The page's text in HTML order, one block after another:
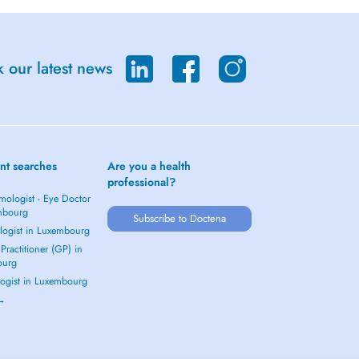
our latest news
searches
- Eye Doctor
in Luxembourg
(GP) in
in Luxembourg
Are you a health
professional?
Subscribe to Doctena